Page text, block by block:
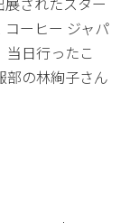
コーヒー ジャパ
当日行ったこ
部の林絢子さん